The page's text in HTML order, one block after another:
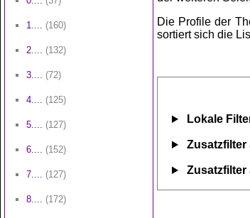
1.... (160)
2.... (132)
3.... (72)
4.... (125)
5.... (127)
6.... (152)
7.... (127)
8.... (172)
Die Profile der
sortiert sich die
Lokale
Zusatzfilter
Zusatzfilter